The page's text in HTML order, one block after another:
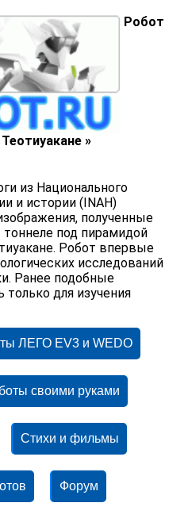
Робот
»
из Национального
и истории (INAH)
полученные
под пирамидой
Робот впервые
исследований
Ранее подобные
для изучения
ЛЕГО EV3 и WEDO
своими руками
Стихи и фильмы
Форум